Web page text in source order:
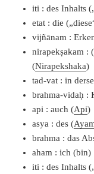
iti : des Inhalts
etat : die
vijñānam :
nirapekṣakam :
(Nirapekshaka)
tad-vat : in
brahma-vidaḥ :
api : auch (Api)
asya : des (
brahma : das
aham : ich (bin)
iti : des Inhalts